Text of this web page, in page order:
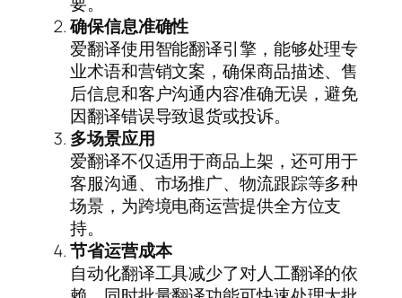
确保信息准确性
爱翻译使用智能翻译引擎，能够处理专
业术语和营销文案，确保商品描述、售
后信息和客户沟通内容准确无误，避免
因翻译错误导致退货或投诉。
多场景应用
爱翻译不仅适用于商品上架，还可用于
客服沟通、市场推广、物流跟踪等多种
场景，为跨境电商运营提供全方位支
持。
节省运营成本
自动化翻译工具减少了对人工翻译的依